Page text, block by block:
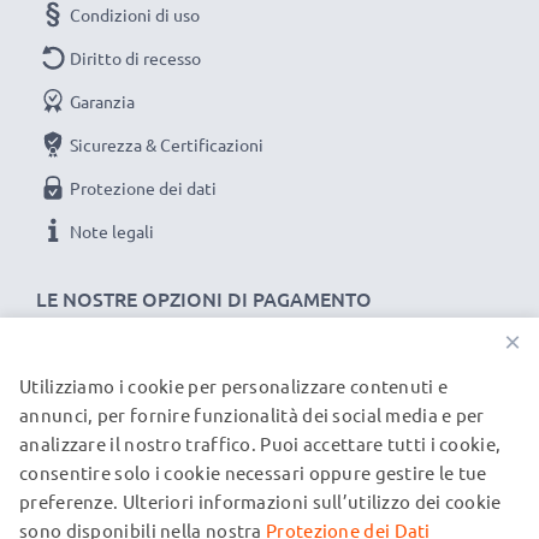
La scelta ecosostenibile che ti fa anche risparmiare
Sostituisci la batteria, non il portatile! È la scelta più
intelligente e più ecosostenibile che tu possa fare,
efficientando e riducendo l’impatto ambientale.
Scegli CELLONIC, scegli la lunga durata, non fare
compromessi sulla qualità: ordina ora!
LE NOSTRE OPZIONI DI PAGAMENTO
Condizioni di uso
Diritto di recesso
Garanzia
Sicurezza & Certificazioni
Protezione dei dati
Note legali
I NOSTRI PARTNER DI SPEDIZIONE
© subtel.it 2026
Tutti i prezzi includono l'IVA e sono esclusi i costi di
spedizione. Si prega di notare che tutti i marchi menzionati
×
Utilizziamo i cookie per personalizzare contenuti e
annunci, per fornire funzionalità dei social media e per
analizzare il nostro traffico. Puoi accettare tutti i cookie,
consentire solo i cookie necessari oppure gestire le tue
preferenze. Ulteriori informazioni sull’utilizzo dei cookie
sono disponibili nella nostra Protezione dei Dati